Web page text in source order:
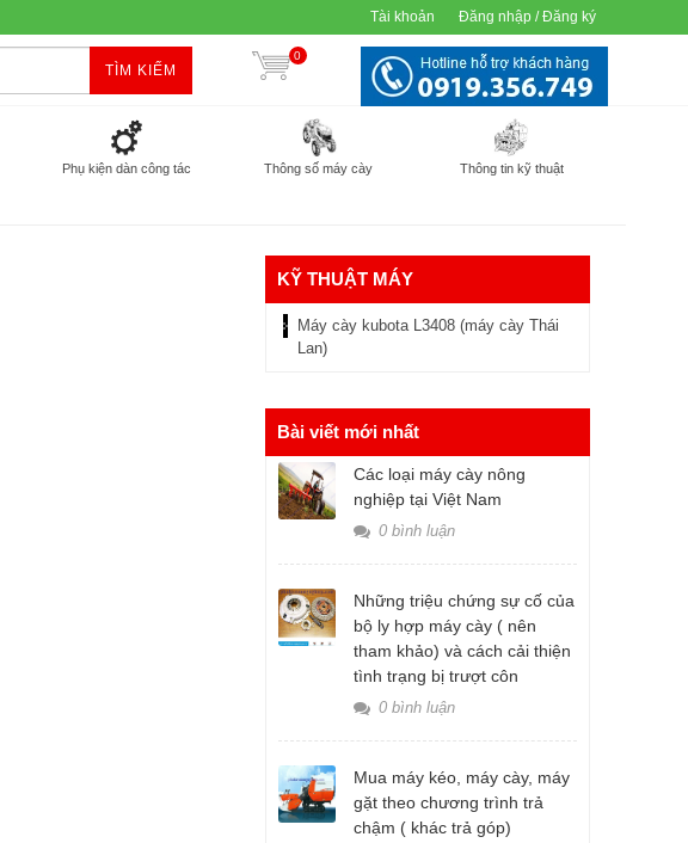
Tài khoản Đăng nhập / Đăng ký
TÌM KIẾM
0
Phụ kiện dàn công tác Thông số máy cày Thông tin kỹ thuật
KỸ THUẬT MÁY
Máy cày kubota L3408 (máy cày Thái
Lan)
Bài viết mới nhất
Các loại máy cày nông
nghiệp tại Việt Nam
0 bình luận
Những triệu chứng sự cố của
bộ ly hợp máy cày ( nên
tham khảo) và cách cải thiện
tình trạng bị trượt côn
0 bình luận
Mua máy kéo, máy cày, máy
gặt theo chương trình trả
chậm ( khác trả góp)